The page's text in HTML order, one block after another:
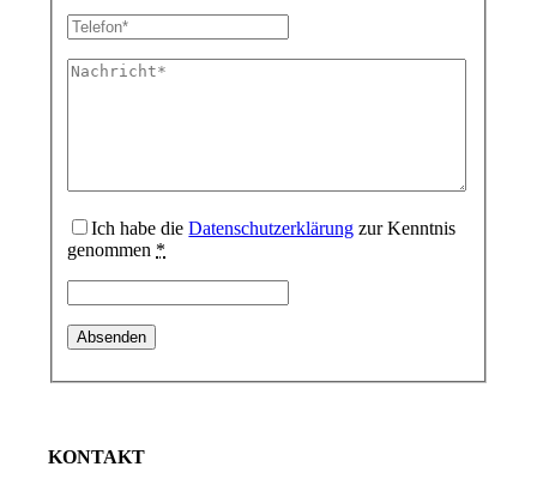
Friedhöfe
Ich habe dieDatenschutzerklärung zur Kenntnis
genommen *
KONTAKT